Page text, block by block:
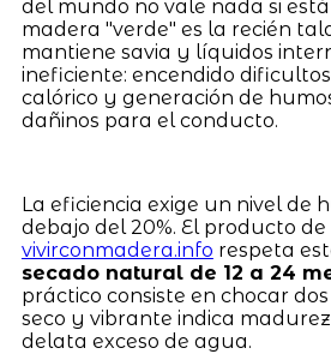
del mundo no vale nada si
madera "verde" es la recién
mantiene savia y líquidos
ineficiente: encendido
calórico y generación de
dañinos para el conducto.
La eficiencia exige un nivel de
debajo del 20%. El producto de
vivirconmadera.info respeta
secado natural de 12 a 24
práctico consiste en chocar
seco y vibrante indica
delata exceso de agua.